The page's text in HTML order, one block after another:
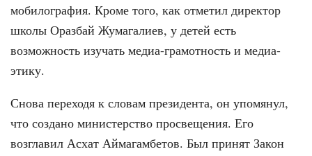
мобилография. Кроме того, как отметил директор
школы Оразбай Жумагалиев, у детей есть
возможность изучать медиа-грамотность и медиа-
этику.
Снова переходя к словам президента, он упомянул,
что создано министерство просвещения. Его
возглавил Асхат Аймагамбетов. Был принят Закон